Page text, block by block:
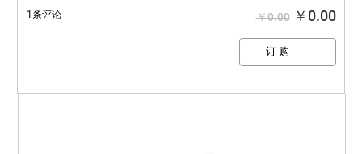
￥0.00￥0.00
1条评论